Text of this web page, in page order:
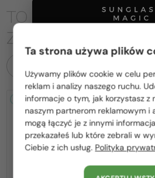
TO MOŻE CIĘ
ZAINTERESOWAĆ
2-4 DNI
Proszę wybierz z listy
Polska / PL
România / RO
Magyarország / HU
United Arab
Ta strona używa plików
Używamy plików cookie w celu
reklam i analizy naszego ruchu.
informacje o tym, jak korzystasz z
naszym partnerom reklamowym i
mogą łączyć je z innymi
przekazałeś lub które zebrali w
Ciebie z ich usług. Polityka